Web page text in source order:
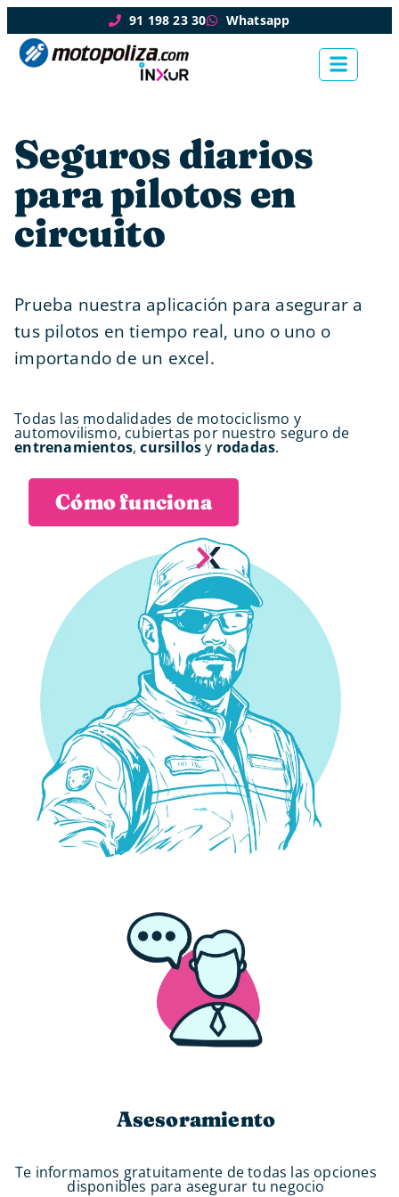
91 198 23 30 Whatsapp
Seguros diarios
para pilotos en
circuito
Prueba nuestra aplicación para asegurar a
tus pilotos en tiempo real, uno o uno o
importando de un excel.
Todas las modalidades de motociclismo y
automovilismo, cubiertas por nuestro seguro de
entrenamientos,cursillosy rodadas.
Cómo funciona
Asesoramiento
Te informamos gratuitamente de todas las opciones
disponibles para asegurar tu negocio